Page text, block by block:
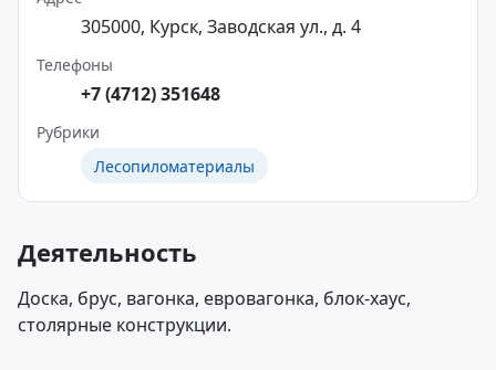
305000, Курск, Заводская ул., д. 4
Телефоны
+7 (4712) 351648
Рубрики
Лесопиломатериалы
Деятельность
Доска, брус, вагонка, евровагонка, блок-хаус,
столярные конструкции.